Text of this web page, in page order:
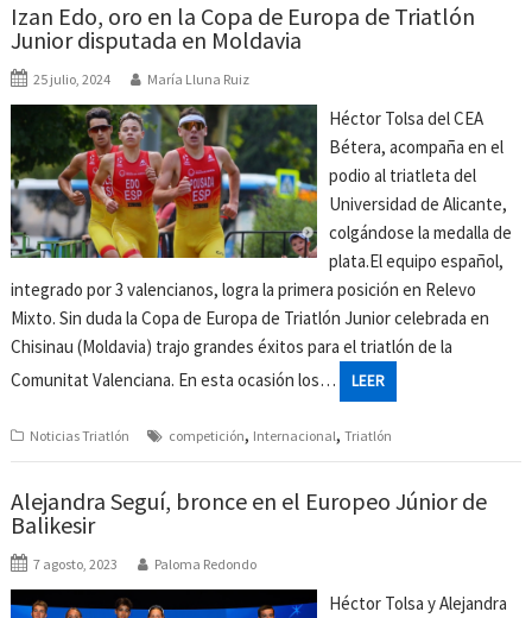
Izan Edo, oro en la Copa de Europa de Triatlón
Junior disputada en Moldavia
25 julio, 2024 María Lluna Ruiz
Héctor Tolsa del CEA
Bétera, acompaña en el
podio al triatleta del
Universidad de Alicante,
colgándose la medalla de
plata.El equipo español,
integrado por 3 valencianos, logra la primera posición en Relevo
Mixto. Sin duda la Copa de Europa de Triatlón Junior celebrada en
Chisinau (Moldavia) trajo grandes éxitos para el triatlón de la
Comunitat Valenciana. En esta ocasión los…
LEER
Noticias Triatlón competición, Internacional,Triatlón
Alejandra Seguí, bronce en el Europeo Júnior de
Balikesir
7 agosto, 2023 Paloma Redondo
Héctor Tolsa y Alejandra